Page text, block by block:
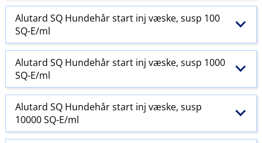
Alutard SQ Hundehår start inj væske, susp 100
SQ-E​/​ml
Alutard SQ Hundehår start inj væske, susp 1000
SQ-E​/​ml
Alutard SQ Hundehår start inj væske, susp
10000 SQ-E​/​ml